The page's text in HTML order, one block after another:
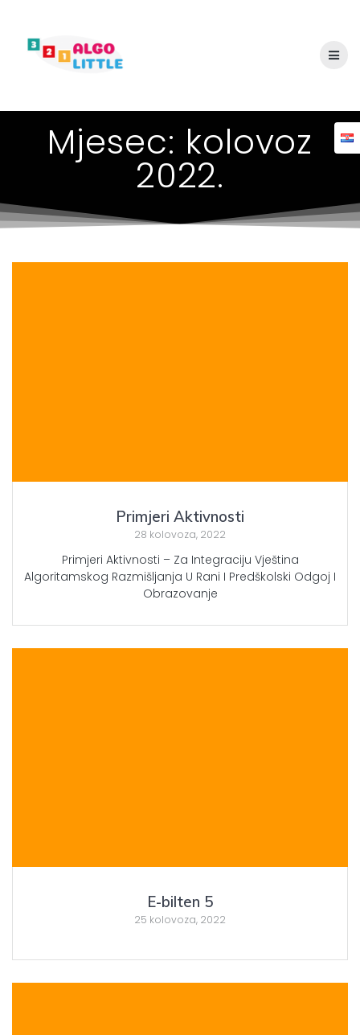
Mjesec: kolovoz
2022.
Primjeri Aktivnosti
28 kolovoza, 2022
Primjeri Aktivnosti – Za Integraciju Vještina
Algoritamskog Razmišljanja U Rani I Predškolski Odgoj I
Obrazovanje
E-bilten 5
25 kolovoza, 2022